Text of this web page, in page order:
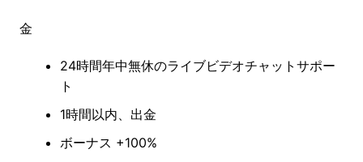
金
24時間年中無休のライブビデオチャットサポー
ト
1時間以内、出金
ボーナス +100%